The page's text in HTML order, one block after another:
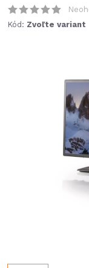
Kód: Zvoľte variant